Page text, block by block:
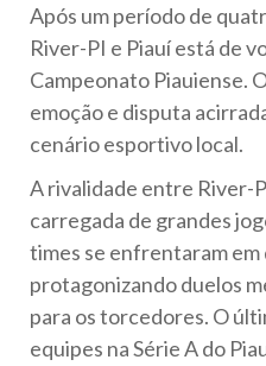
Após um período de
River-PI e Piauí está de
Campeonato Piauiense.
emoção e disputa
cenário esportivo local.
A rivalidade entre River-
carregada de grandes
times se enfrentaram em
protagonizando duelos
para os torcedores. O
equipes na Série A do